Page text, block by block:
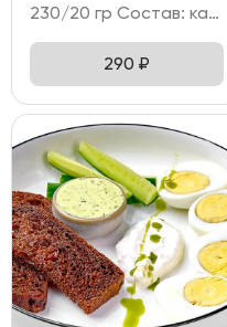
230/20 гр Состав: каша рисовая на топленом/кокосовом молоке с грушей в сиропе.
290 ₽